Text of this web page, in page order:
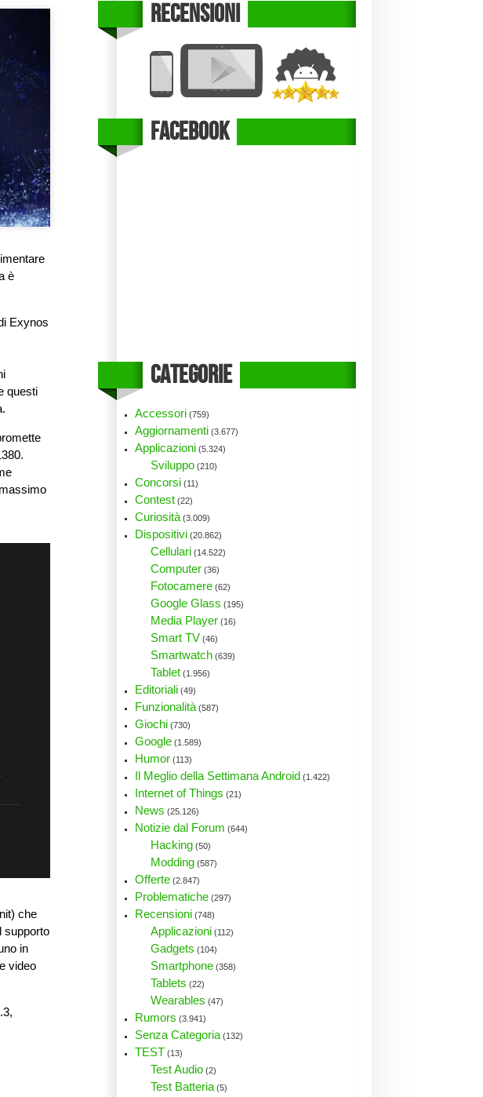
è
Exynos
questi
che
supporto
in
video
Recensioni
Facebook
Categorie
Accessori (759)
Aggiornamenti (3.677)
Applicazioni (5.324)
Sviluppo (210)
Concorsi (11)
Contest (22)
Curiosità (3.009)
Dispositivi (20.862)
Cellulari (14.522)
Computer (36)
Fotocamere (62)
Google Glass (195)
Media Player (16)
Smart TV (46)
Smartwatch (639)
Tablet (1.956)
Editoriali (49)
Funzionalità (587)
Giochi (730)
Google (1.589)
Humor (113)
Il Meglio della Settimana Android (1.422)
Internet of Things (21)
News (25.126)
Notizie dal Forum (644)
Hacking (50)
Modding (587)
Offerte (2.847)
Problematiche (297)
Recensioni (748)
Applicazioni (112)
Gadgets (104)
Smartphone (358)
Tablets (22)
Wearables (47)
Rumors (3.941)
Senza Categoria (132)
TEST (13)
Test Audio (2)
Test Batteria (5)